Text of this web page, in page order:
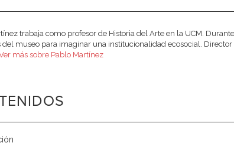
trabaja como profesor de Historia del Arte en la UCM.
del museo para imaginar una institucionalidad ecosocial.
más sobre Pablo Martínez